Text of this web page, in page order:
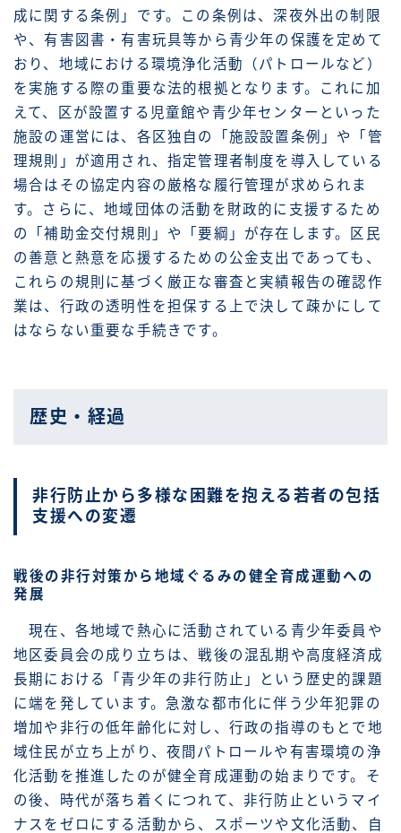
成に関する条例」です。この条例は、深夜外出の制限
や、有害図書・有害玩具等から青少年の保護を定めて
おり、地域における環境浄化活動（パトロールなど）
を実施する際の重要な法的根拠となります。これに加
えて、区が設置する児童館や青少年センターといった
施設の運営には、各区独自の「施設設置条例」や「管
理規則」が適用され、指定管理者制度を導入している
場合はその協定内容の厳格な履行管理が求められま
す。さらに、地域団体の活動を財政的に支援するため
の「補助金交付規則」や「要綱」が存在します。区民
の善意と熱意を応援するための公金支出であっても、
これらの規則に基づく厳正な審査と実績報告の確認作
業は、行政の透明性を担保する上で決して疎かにして
はならない重要な手続きです。
歴史・経過
非行防止から多様な困難を抱える若者の包括
支援への変遷
戦後の非行対策から地域ぐるみの健全育成運動への
発展
現在、各地域で熱心に活動されている青少年委員や
地区委員会の成り立ちは、戦後の混乱期や高度経済成
長期における「青少年の非行防止」という歴史的課題
に端を発しています。急激な都市化に伴う少年犯罪の
増加や非行の低年齢化に対し、行政の指導のもとで地
域住民が立ち上がり、夜間パトロールや有害環境の浄
化活動を推進したのが健全育成運動の始まりです。そ
の後、時代が落ち着くにつれて、非行防止というマイ
ナスをゼロにする活動から、スポーツや文化活動、自